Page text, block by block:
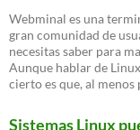
el
diseño
nacida
del
proyecto
Webminal es una
gran comunidad de
necesitas saber para
Aunque hablar de
cierto es que, al menos
Sistemas Linux